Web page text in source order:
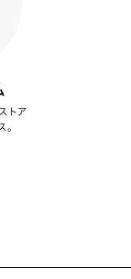
トア
。